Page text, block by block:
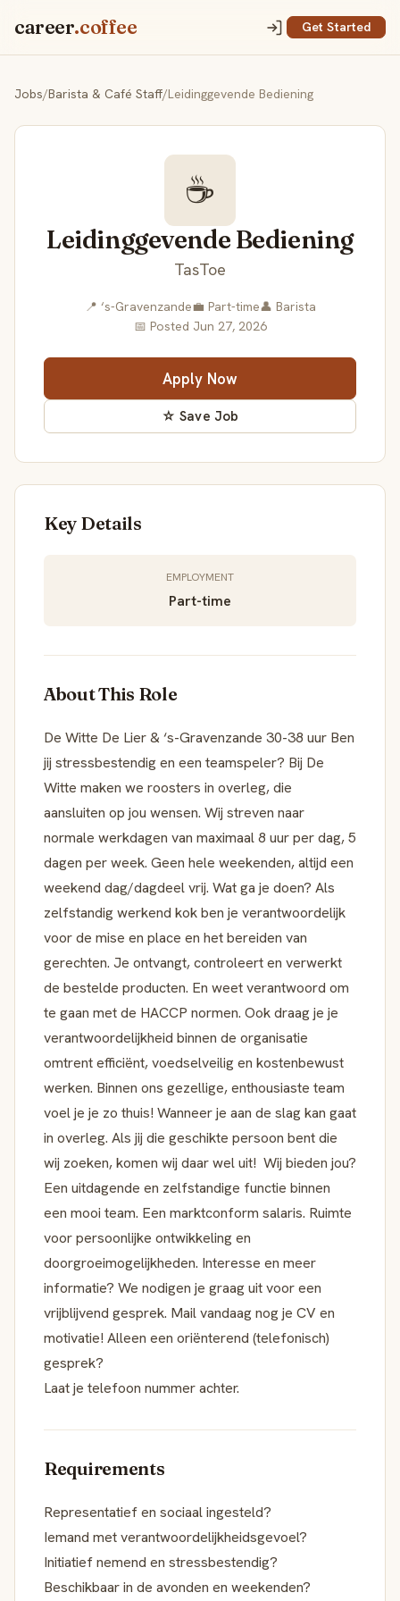
career.coffee Get Started
Jobs/Barista & Café Staff/Leidinggevende Bediening
☕
Leidinggevende Bediening
TasToe
📍 ‘s-Gravenzande💼 Part-time👤 Barista
📅 Posted Jun 27, 2026
Apply Now
☆ Save Job
Key Details
EMPLOYMENT
Part-time
About This Role
De Witte De Lier & ‘s-Gravenzande 30-38 uur Ben
jij stressbestendig en een teamspeler? Bij De
Witte maken we roosters in overleg, die
aansluiten op jou wensen. Wij streven naar
normale werkdagen van maximaal 8 uur per dag, 5
dagen per week. Geen hele weekenden, altijd een
weekend dag/dagdeel vrij. Wat ga je doen? Als
zelfstandig werkend kok ben je verantwoordelijk
voor de mise en place en het bereiden van
gerechten. Je ontvangt, controleert en verwerkt
de bestelde producten. En weet verantwoord om
te gaan met de HACCP normen. Ook draag je je
verantwoordelijkheid binnen de organisatie
omtrent efficiënt, voedselveilig en kostenbewust
werken. Binnen ons gezellige, enthousiaste team
voel je je zo thuis! Wanneer je aan de slag kan gaat
in overleg. Als jij die geschikte persoon bent die
wij zoeken, komen wij daar wel uit! Wij bieden jou?
Een uitdagende en zelfstandige functie binnen
een mooi team. Een marktconform salaris. Ruimte
voor persoonlijke ontwikkeling en
doorgroeimogelijkheden. Interesse en meer
informatie? We nodigen je graag uit voor een
vrijblijvend gesprek. Mail vandaag nog je CV en
motivatie! Alleen een oriënterend (telefonisch)
gesprek?
Laat je telefoon nummer achter.
Requirements
Representatief en sociaal ingesteld?
Iemand met verantwoordelijkheidsgevoel?
Initiatief nemend en stressbestendig?
Beschikbaar in de avonden en weekenden?